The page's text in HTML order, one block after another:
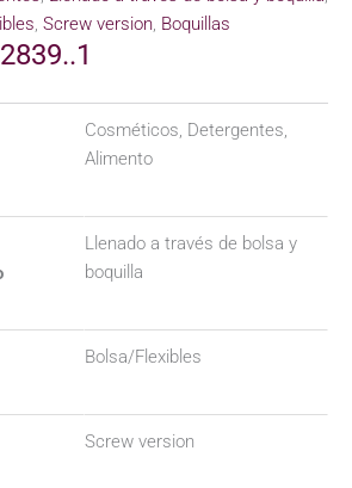
, Screw version, Boquillas
Cosméticos, Detergentes,
Alimento
Llenado a través de bolsa y
boquilla
Bolsa/Flexibles
Screw version